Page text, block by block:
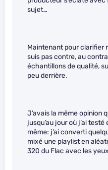
sujet…
Maintenant pour clarifier
suis pas contre, au
échantillons de qualité,
peu derrière.
J’avais la même opinion
jusqu’au jour où j’ai
même: j’ai converti
mixé une playlist en
320 du Flac avec les